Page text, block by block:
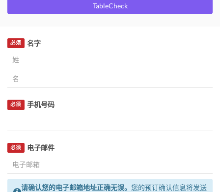
TableCheck
名字
必须
手机号码
必须
电子邮件
必须
请确认您的电子邮箱地址正确无误。 您的预订确认信息将发送